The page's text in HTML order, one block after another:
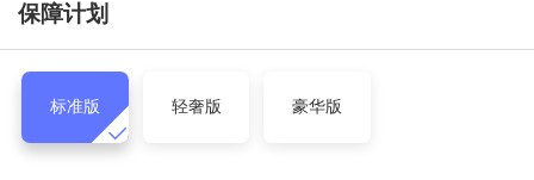
保障计划
标准版 轻奢版 豪华版